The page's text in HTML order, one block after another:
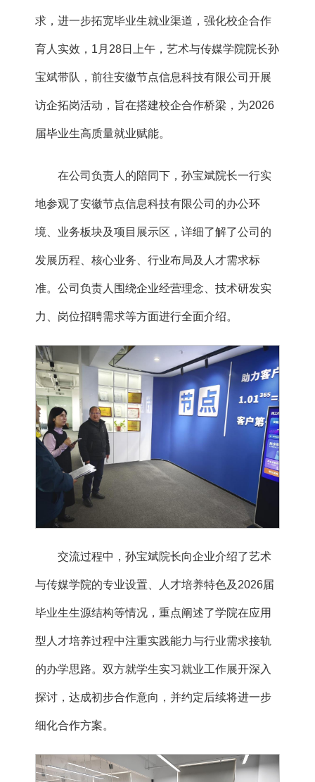
求，进一步拓宽毕业生就业渠道，强化校企合作
育人实效，1月28日上午，艺术与传媒学院院长孙
宝斌带队，前往安徽节点信息科技有限公司开展
访企拓岗活动，旨在搭建校企合作桥梁，为2026
届毕业生高质量就业赋能。
在公司负责人的陪同下，孙宝斌院长一行实
地参观了安徽节点信息科技有限公司的办公环
境、业务板块及项目展示区，详细了解了公司的
发展历程、核心业务、行业布局及人才需求标
准。公司负责人围绕企业经营理念、技术研发实
力、岗位招聘需求等方面进行全面介绍。
交流过程中，孙宝斌院长向企业介绍了艺术
与传媒学院的专业设置、人才培养特色及2026届
毕业生生源结构等情况，重点阐述了学院在应用
型人才培养过程中注重实践能力与行业需求接轨
的办学思路。双方就学生实习就业工作展开深入
探讨，达成初步合作意向，并约定后续将进一步
细化合作方案。